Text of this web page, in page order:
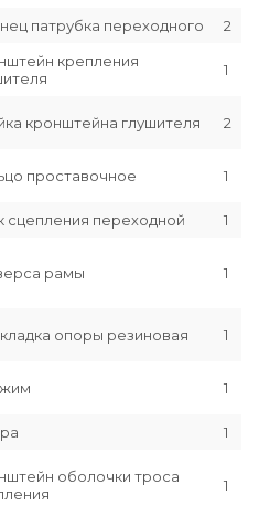
патрубка переходного 2
крепления
1
кронштейна глушителя 2
проставочное 1
сцепления переходной 1
рамы 1
опоры резиновая 1
1
1
оболочки троса
1